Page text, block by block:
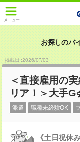
メニュー
お探しのバ
掲載日 :2026/07/03
＜直接雇用の
リア！＞大手
派遣 職種未経験OK
《土日祝休